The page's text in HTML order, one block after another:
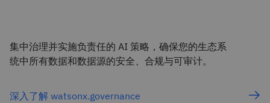
集中治理并实施负责任的 AI 策略，确保您的生态系
统中所有数据和数据源的安全、合规与可审计。
深入了解 watsonx.governance